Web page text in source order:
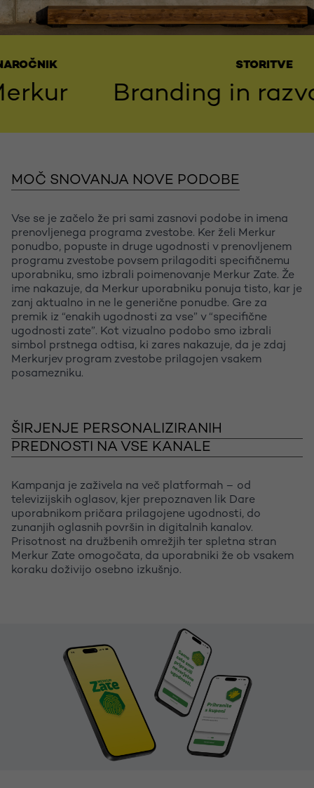
STORITVE
Branding in razvoj
MOČ SNOVANJA NOVE PODOBE
Vse se je začelo že pri sami zasnovi podobe in imena
prenovljenega programa zvestobe. Ker želi Merkur
ponudbo, popuste in druge ugodnosti v prenovljenem
programu zvestobe povsem prilagoditi specifičnemu
uporabniku, smo izbrali poimenovanje Merkur Zate. Že
ime nakazuje, da Merkur uporabniku ponuja tisto, kar je
zanj aktualno in ne le generične ponudbe. Gre za
premik iz “enakih ugodnosti za vse” v “specifične
ugodnosti zate”. Kot vizualno podobo smo izbrali
simbol prstnega odtisa, ki zares nakazuje, da je zdaj
Merkurjev program zvestobe prilagojen vsakem
posamezniku.
ŠIRJENJE PERSONALIZIRANIH
PREDNOSTI NA VSE KANALE
Kampanja je zaživela na več platformah – od
televizijskih oglasov, kjer prepoznaven lik Dare
uporabnikom pričara prilagojene ugodnosti, do
zunanjih oglasnih površin in digitalnih kanalov.
Prisotnost na družbenih omrežjih ter spletna stran
Merkur Zate omogočata, da uporabniki že ob vsakem
koraku doživijo osebno izkušnjo.